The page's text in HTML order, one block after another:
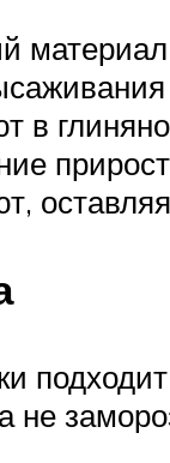
материал
в
не